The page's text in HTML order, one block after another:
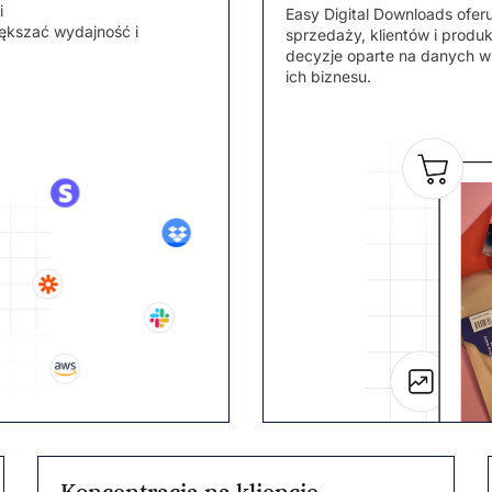
wydajność i
Easy Digital Downloads
sprzedaży, klientów i
decyzje oparte na danych
ich biznesu.